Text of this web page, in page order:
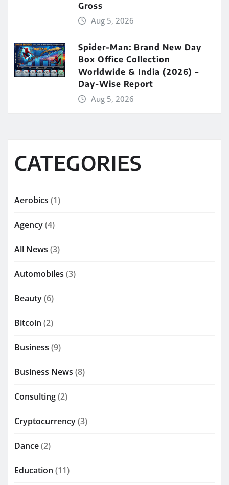
Gross
Aug 5, 2026
Spider-Man: Brand New Day
Box Office Collection
Worldwide & India (2026) –
Day-Wise Report
Aug 5, 2026
CATEGORIES
Aerobics (1)
Agency(4)
All News (3)
Automobiles (3)
Beauty(6)
Bitcoin (2)
Business (9)
Business News (8)
Consulting(2)
Cryptocurrency(3)
Dance(2)
Education (11)